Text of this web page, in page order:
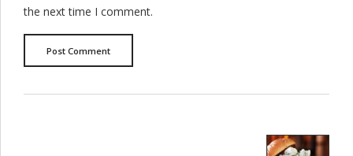
the next time I comment.
Post Comment